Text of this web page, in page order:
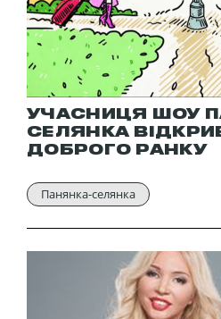
УЧАСНИЦЯ ШОУ
СЕЛЯНКА
ДОБРОГО РАНКУ
Панянка-селянка